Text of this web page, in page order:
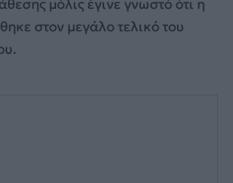
μόλις έγινε γνωστό ότι η
στον μεγάλο τελικό του